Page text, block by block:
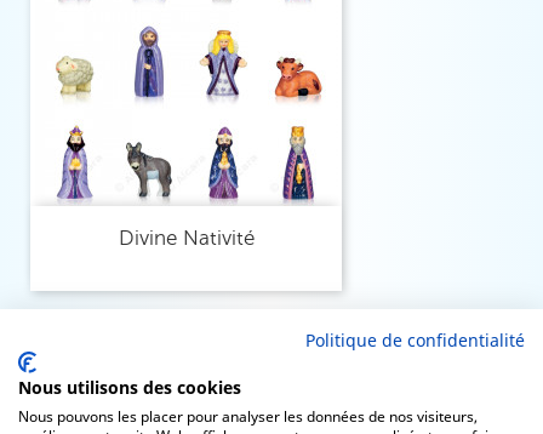
Divine Nativité
Politique de confidentialité
Nous utilisons des cookies
Nous pouvons les placer pour analyser les données de nos visiteurs,